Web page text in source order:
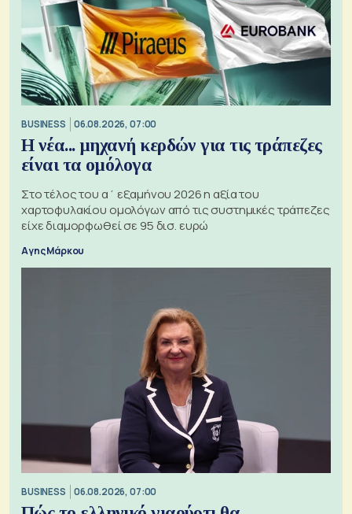
BUSINESS 06.08.2026, 07:00
Η νέα... μηχανή κερδών για τις τράπεζες
είναι τα ομόλογα
Στο τέλος του α΄ εξαμήνου 2026 η αξία του
χαρτοφυλακίου ομολόγων από τις συστημικές τράπεζες
είχε διαμορφωθεί σε 95 δισ. ευρώ
Αγης Μάρκου
BUSINESS 06.08.2026, 07:00